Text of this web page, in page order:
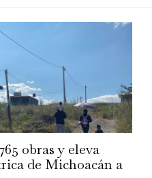
obras y eleva
de Michoacán a